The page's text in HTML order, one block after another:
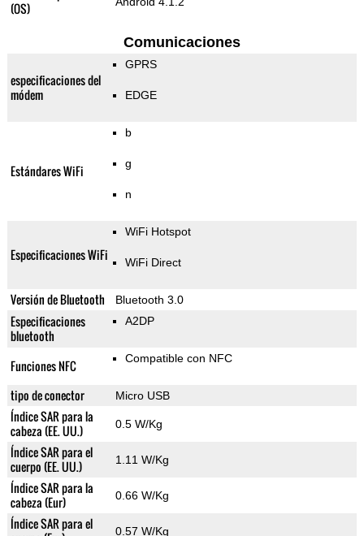
(OS)
Comunicaciones
especificaciones del
módem
GPRS
EDGE
Estándares WiFi
b
g
n
Especificaciones WiFi
WiFi Hotspot
WiFi Direct
Versión de Bluetooth Bluetooth 3.0
Especificaciones
bluetooth
A2DP
Funciones NFC Compatible con NFC
tipo de conector Micro USB
Índice SAR para la
cabeza (EE. UU.)
0.5 W/Kg
Índice SAR para el
cuerpo (EE. UU.)
1.11 W/Kg
Índice SAR para la
cabeza (Eur)
0.66 W/Kg
Índice SAR para el
0.57 W/Kg